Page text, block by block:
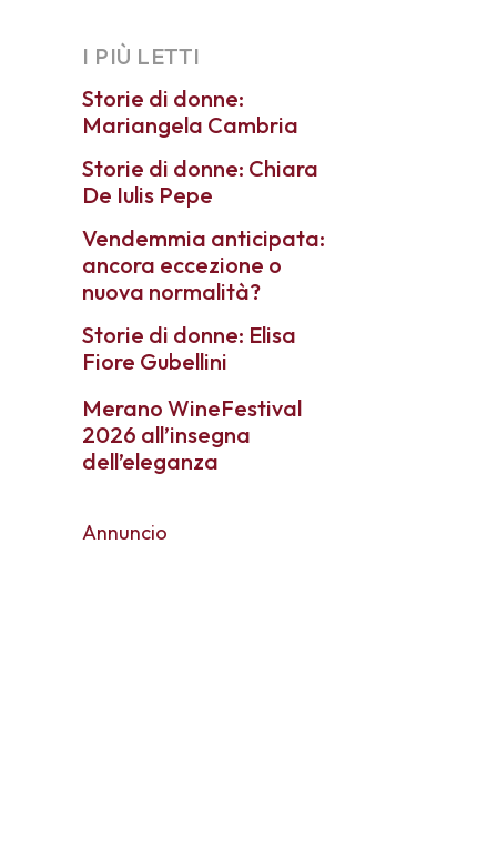
I PIÙ LETTI
Storie di donne:
Mariangela Cambria
Storie di donne: Chiara
De Iulis Pepe
Vendemmia anticipata:
ancora eccezione o
nuova normalità?
Storie di donne: Elisa
Fiore Gubellini
Merano WineFestival
2026 all’insegna
dell’eleganza
Annuncio